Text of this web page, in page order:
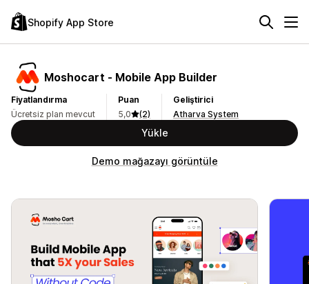
Shopify App Store
Moshocart ‑ Mobile App Builder
Fiyatlandırma
Ücretsiz plan mevcut
Puan
5,0
(2)
Geliştirici
Atharva System
Yükle
Demo mağazayı görüntüle